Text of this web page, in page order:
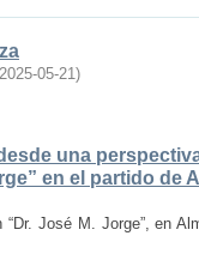
2025-05-21)
una
en el partido de
José M. Jorge”, en